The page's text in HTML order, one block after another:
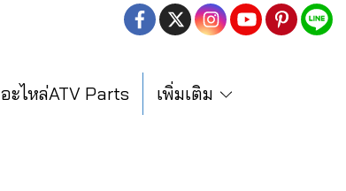
อะไหล่ATV Parts เพิ่มเติม